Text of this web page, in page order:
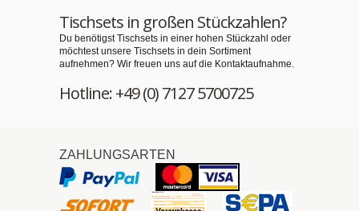
Tischsets in großen Stückzahlen?
Du benötigst Tischsets in einer hohen Stückzahl oder
möchtest unsere Tischsets in dein Sortiment
aufnehmen? Wir freuen uns auf die Kontaktaufnahme.
Hotline: +49 (0) 7127 5700725
ZAHLUNGSARTEN